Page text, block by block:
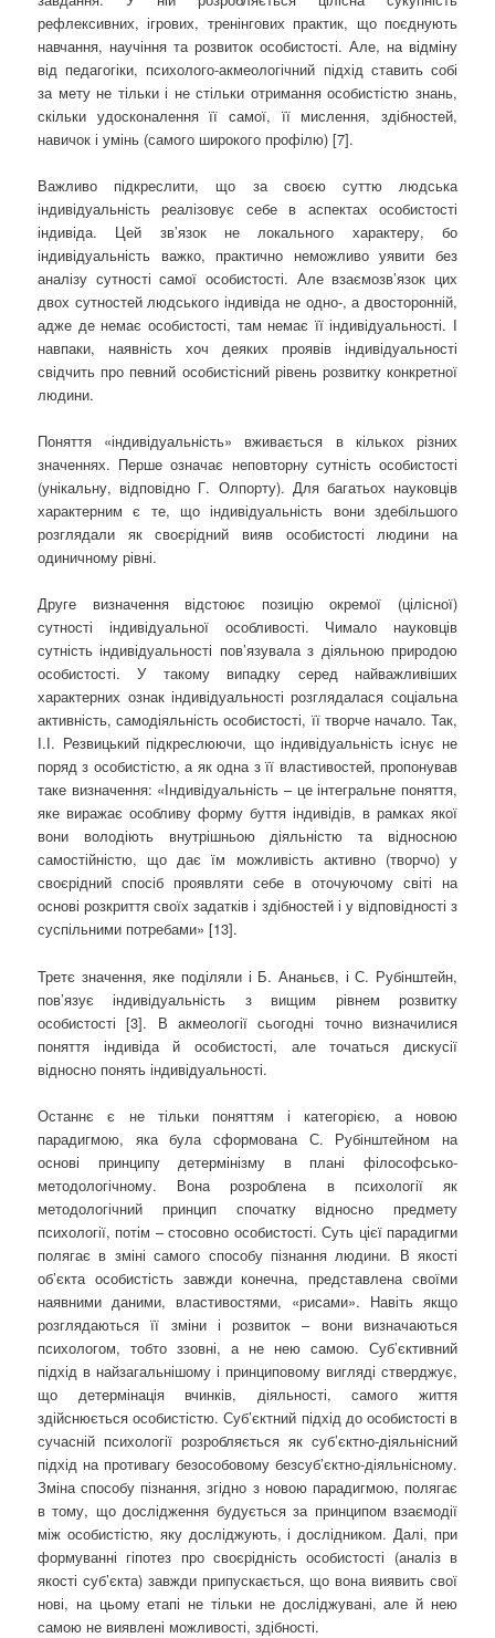
рефлексивних, ігрових, тренінгових практик, що поєднують
навчання, научіння та розвиток особистості. Але, на відміну
від педагогіки, психолого-акмеологічний підхід ставить собі
за мету не тільки і не стільки отримання особистістю знань,
скільки удосконалення її самої, її мислення, здібностей,
навичок і умінь (самого широкого профілю) [7].
Важливо підкреслити, що за своєю суттю людська
індивідуальність реалізовує себе в аспектах особистості
індивіда. Цей зв’язок не локального характеру, бо
індивідуальність важко, практично неможливо уявити без
аналізу сутності самої особистості. Але взаємозв’язок цих
двох сутностей людського індивіда не одно-, а двосторонній,
адже де немає особистості, там немає її індивідуальності. І
навпаки, наявність хоч деяких проявів індивідуальності
свідчить про певний особистісний рівень розвитку конкретної
людини.
Поняття «індивідуальність» вживається в кількох різних
значеннях. Перше означає неповторну сутність особистості
(унікальну, відповідно Г. Олпорту). Для багатьох науковців
характерним є те, що індивідуальність вони здебільшого
розглядали як своєрідний вияв особистості людини на
одиничному рівні.
Друге визначення відстоює позицію окремої (цілісної)
сутності індивідуальної особливості. Чимало науковців
сутність індивідуальності пов’язувала з діяльною природою
особистості. У такому випадку серед найважливіших
характерних ознак індивідуальності розглядалася соціальна
активність, самодіяльність особистості, її творче начало. Так,
І.І. Резвицький підкреслюючи, що індивідуальність існує не
поряд з особистістю, а як одна з її властивостей, пропонував
таке визначення: «Індивідуальність – це інтегральне поняття,
яке виражає особливу форму буття індивідів, в рамках якої
вони володіють внутрішньою діяльністю та відносною
самостійністю, що дає їм можливість активно (творчо) у
своєрідний спосіб проявляти себе в оточуючому світі на
основі розкриття своїх задатків і здібностей і у відповідності з
суспільними потребами» [13].
Третє значення, яке поділяли і Б. Ананьєв, і С. Рубінштейн,
пов’язує індивідуальність з вищим рівнем розвитку
особистості [3]. В акмеології сьогодні точно визначилися
поняття індивіда й особистості, але точаться дискусії
відносно понять індивідуальності.
Останнє є не тільки поняттям і категорією, а новою
парадигмою, яка була сформована С. Рубінштейном на
основі принципу детермінізму в плані філософсько-
методологічному. Вона розроблена в психології як
методологічний принцип спочатку відносно предмету
психології, потім – стосовно особистості. Суть цієї парадигми
полягає в зміні самого способу пізнання людини. В якості
об’єкта особистість завжди конечна, представлена своїми
наявними даними, властивостями, «рисами». Навіть якщо
розглядаються її зміни і розвиток – вони визначаються
психологом, тобто ззовні, а не нею самою. Суб’єктивний
підхід в найзагальнішому і принциповому вигляді стверджує,
що детермінація вчинків, діяльності, самого життя
здійснюється особистістю. Суб’єктний підхід до особистості в
сучасній психології розробляється як суб’єктно-діяльнісний
підхід на противагу безособовому безсуб’єктно-діяльнісному.
Зміна способу пізнання, згідно з новою парадигмою, полягає
в тому, що дослідження будується за принципом взаємодії
між особистістю, яку досліджують, і дослідником. Далі, при
формуванні гіпотез про своєрідність особистості (аналіз в
якості суб’єкта) завжди припускається, що вона виявить свої
нові, на цьому етапі не тільки не досліджувані, але й нею
самою не виявлені можливості, здібності.